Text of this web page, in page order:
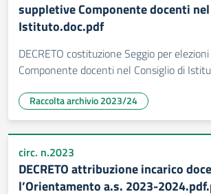
suppletive Componente docenti
Istituto.doc.pdf
DECRETO costituzione Seggio per
Componente docenti nel Consiglio di
Raccolta archivio 2023/24
circ. n.2023
DECRETO attribuzione incarico
l’Orientamento a.s. 2023-